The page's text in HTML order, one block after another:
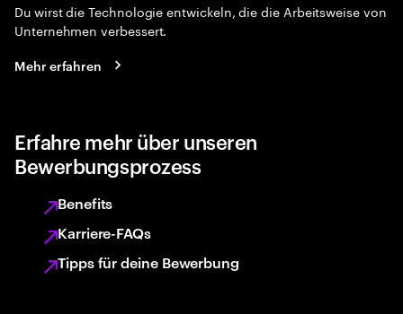
Du wirst die Technologie entwickeln, die die Arbeitsweise von
Unternehmen verbessert.
Mehr erfahren
Erfahre mehr über unseren
Bewerbungsprozess
Benefits
Karriere-FAQs
Tipps für deine Bewerbung